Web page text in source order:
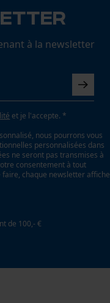
à la newsletter
et je l'accepte. *
nous pourrons vous
personnalisées dans
ne seront pas transmises à
consentement à tout
faire, chaque newsletter affiche
de 100,- €